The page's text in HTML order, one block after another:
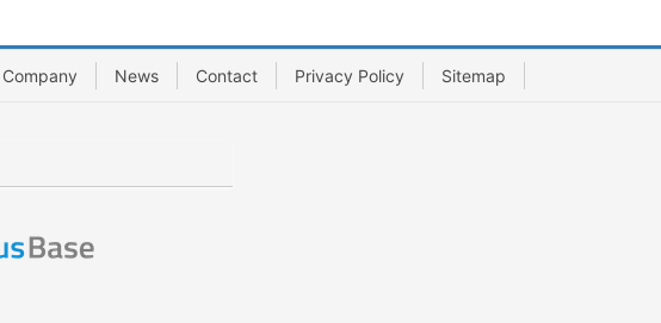
Company News Contact Privacy Policy Sitemap